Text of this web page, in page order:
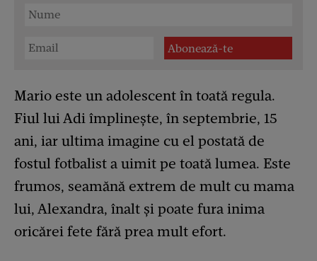
Mario este un adolescent în toată regula.
Fiul lui Adi împlinește, în septembrie, 15
ani, iar ultima imagine cu el postată de
fostul fotbalist a uimit pe toată lumea. Este
frumos, seamănă extrem de mult cu mama
lui, Alexandra, înalt și poate fura inima
oricărei fete fără prea mult efort.